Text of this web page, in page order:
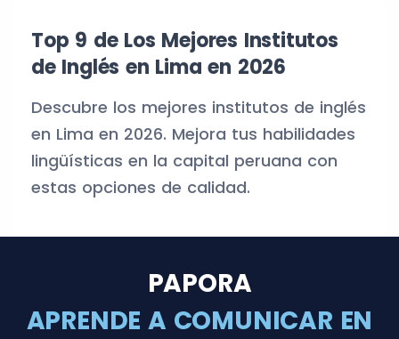
Top 9 de Los Mejores Institutos
de Inglés en Lima en 2026
Descubre los mejores institutos de inglés
en Lima en 2026. Mejora tus habilidades
lingüísticas en la capital peruana con
estas opciones de calidad.
PAPORA
APRENDE A COMUNICAR EN